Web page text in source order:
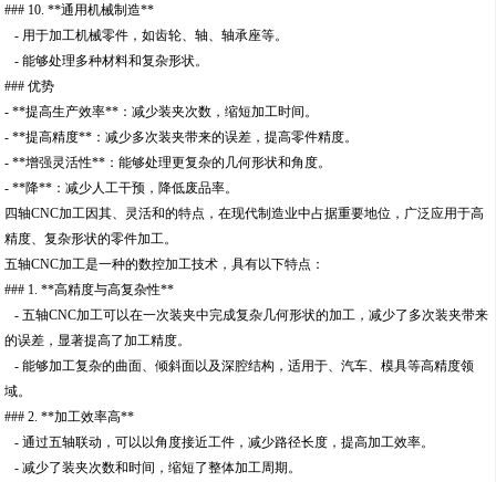
### 10. **通用机械制造**
- 用于加工机械零件，如齿轮、轴、轴承座等。
- 能够处理多种材料和复杂形状。
### 优势
- **提高生产效率**：减少装夹次数，缩短加工时间。
- **提高精度**：减少多次装夹带来的误差，提高零件精度。
- **增强灵活性**：能够处理更复杂的几何形状和角度。
- **降**：减少人工干预，降低废品率。
四轴CNC加工因其、灵活和的特点，在现代制造业中占据重要地位，广泛应用于高
精度、复杂形状的零件加工。
五轴CNC加工是一种的数控加工技术，具有以下特点：
### 1. **高精度与高复杂性**
- 五轴CNC加工可以在一次装夹中完成复杂几何形状的加工，减少了多次装夹带来
的误差，显著提高了加工精度。
- 能够加工复杂的曲面、倾斜面以及深腔结构，适用于、汽车、模具等高精度领
域。
### 2. **加工效率高**
- 通过五轴联动，可以以角度接近工件，减少路径长度，提高加工效率。
- 减少了装夹次数和时间，缩短了整体加工周期。